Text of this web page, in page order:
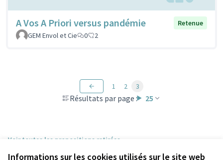
Informations sur les cookies utilisés sur le site web
A Vos A Priori versus pandémie
Retenue
GEM Envol et Cie
0 2
Résultats par page : 25
1 2 3
Voir toutes les propositions retirées